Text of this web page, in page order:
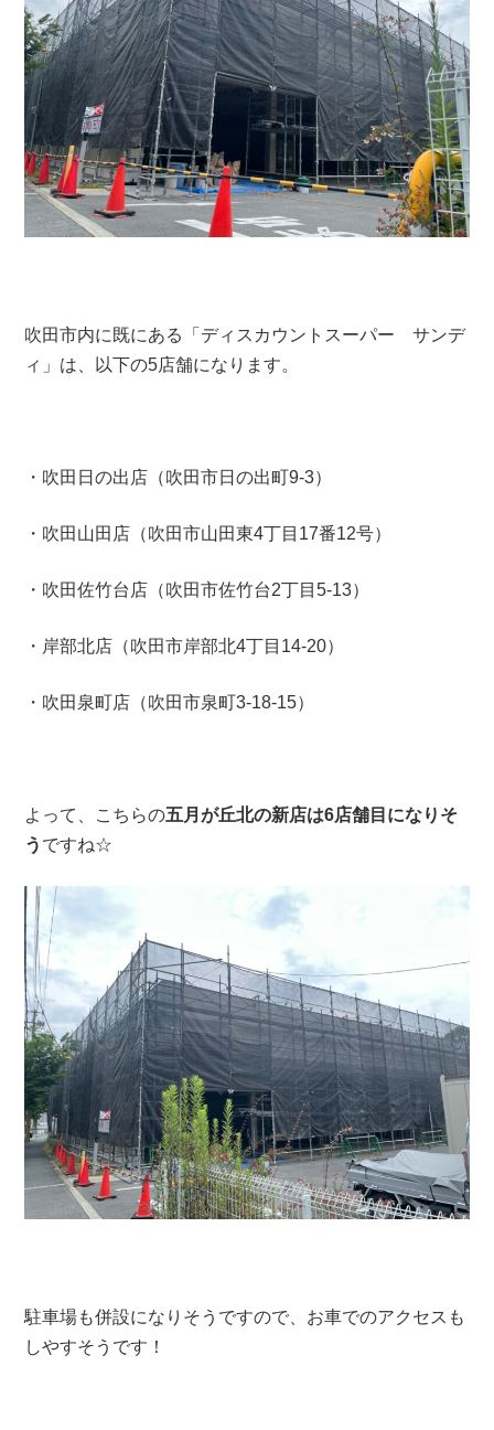
吹田市内に既にある「ディスカウントスーパー サンデ
ィ」は、以下の5店舗になります。
・吹田日の出店（吹田市日の出町9-3）
・吹田山田店（吹田市山田東4丁目17番12号）
・吹田佐竹台店（吹田市佐竹台2丁目5-13）
・岸部北店（吹田市岸部北4丁目14-20）
・吹田泉町店（吹田市泉町3-18-15）
よって、こちらの五月が丘北の新店は6店舗目になりそ
う ですね☆
駐車場も併設になりそうですので、お車でのアクセスも
しやすそうです！